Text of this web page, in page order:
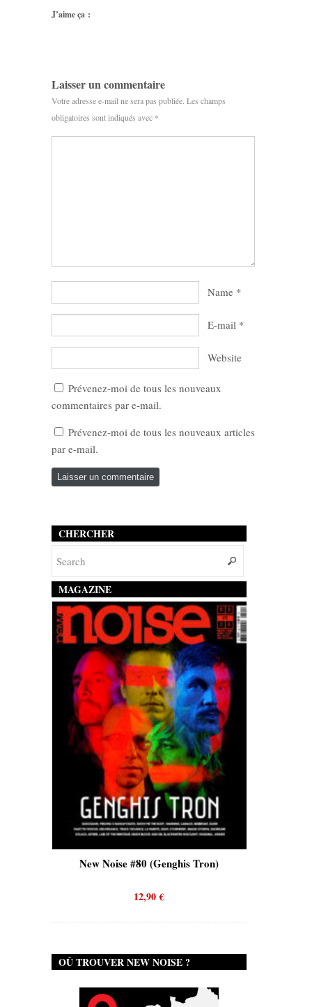
J’aime ça :
Laisser un commentaire
Votre adresse e-mail ne sera pas publiée. Les champs
obligatoires sont indiqués avec *
Name *
E-mail *
Website
Prévenez-moi de tous les nouveaux
commentaires par e-mail.
Prévenez-moi de tous les nouveaux articles
par e-mail.
CHERCHER
MAGAZINE
New Noise #80 (Genghis Tron)
OÙ TROUVER NEW NOISE ?